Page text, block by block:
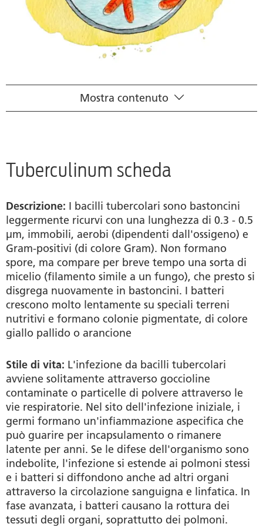
Scheda scientifica
Quadro farmacologico
Fonti
Mostra contenuto
Tuberculinum scheda
Descrizione: I bacilli tubercolari sono bastoncini
leggermente ricurvi con una lunghezza di 0.3 - 0.5
μm, immobili, aerobi (dipendenti dall'ossigeno) e
Gram-positivi (di colore Gram). Non formano
spore, ma compare per breve tempo una sorta di
micelio (filamento simile a un fungo), che presto si
disgrega nuovamente in bastoncini. I batteri
crescono molto lentamente su speciali terreni
nutritivi e formano colonie pigmentate, di colore
giallo pallido o arancione
Stile di vita: L'infezione da bacilli tubercolari
avviene solitamente attraverso goccioline
contaminate o particelle di polvere attraverso le
vie respiratorie. Nel sito dell'infezione iniziale, i
germi formano un'infiammazione aspecifica che
può guarire per incapsulamento o rimanere
latente per anni. Se le difese dell'organismo sono
indebolite, l'infezione si estende ai polmoni stessi
e i batteri si diffondono anche ad altri organi
attraverso la circolazione sanguigna e linfatica. In
fase avanzata, i batteri causano la rottura dei
tessuti degli organi, soprattutto dei polmoni.